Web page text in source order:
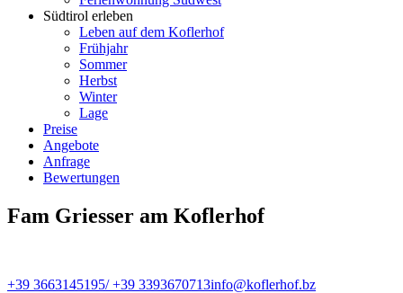
Südtirol erleben
Leben auf dem Koflerhof
Frühjahr
Sommer
Herbst
Winter
Lage
Preise
Angebote
Anfrage
Bewertungen
Fam Griesser am Koflerhof
+39 3663145195/ +39 3393670713info@koflerhof.bz